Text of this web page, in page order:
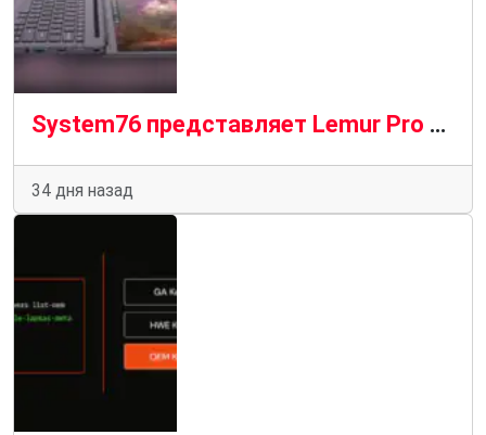
System76 представляет Lemur Pro 2026 с 18-часовым временем автономной работы и Wi-Fi 7
34 дня назад